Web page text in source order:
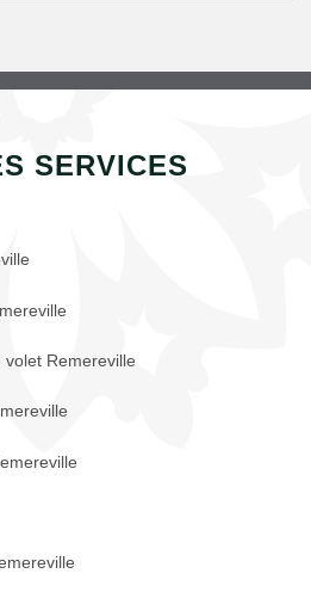
SERVICES
Remereville